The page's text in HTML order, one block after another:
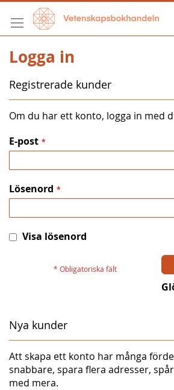
Hoppa
till
innehållet
Logga in
Registrerade kunder
Om du har ett konto, logga in med
E-post
Lösenord
Visa lösenord
Nya kunder
Att skapa ett konto har många
snabbare, spara flera adresser,
med mera.